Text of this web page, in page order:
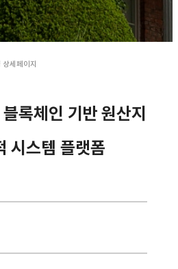
세페이지
록체인 기반 원산지
시스템 플랫폼